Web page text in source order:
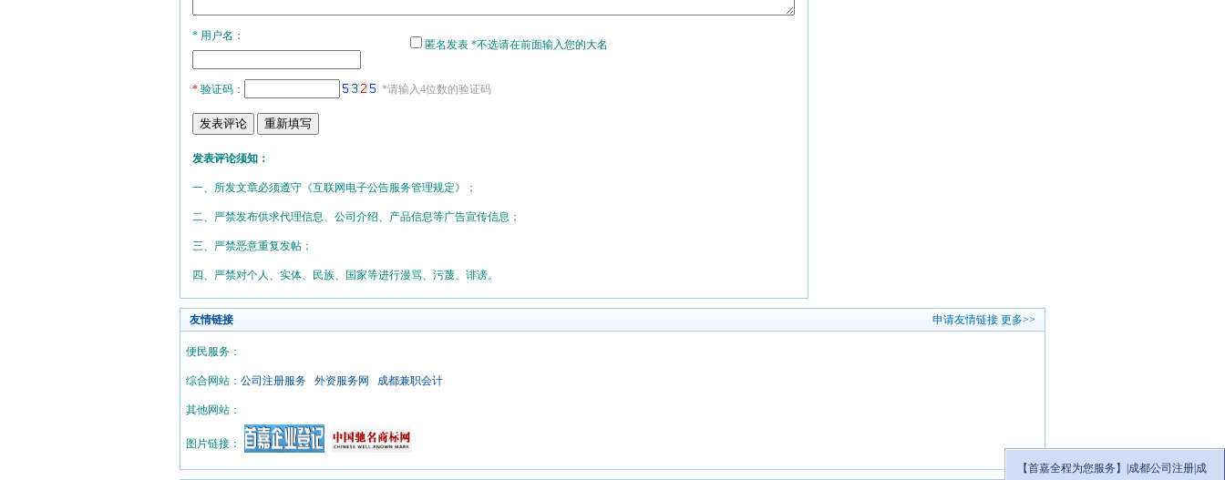
* 用户名：
匿名发表 *不选请在前面输入您的大名
*验证码： *请输入4位数的验证码
发表评论须知：
一、所发文章必须遵守《互联网电子公告服务管理规定》；
二、严禁发布供求代理信息、公司介绍、产品信息等广告宣传信息；
三、严禁恶意重复发帖；
四、严禁对个人、实体、民族、国家等进行漫骂、污蔑、诽谤。
申请友情链接 更多>>
友情链接
便民服务：
综合网站： 公司注册服务 外资服务网 成都兼职会计
其他网站：
图片链接：
【首嘉全程为您服务】|成都公司注册|成